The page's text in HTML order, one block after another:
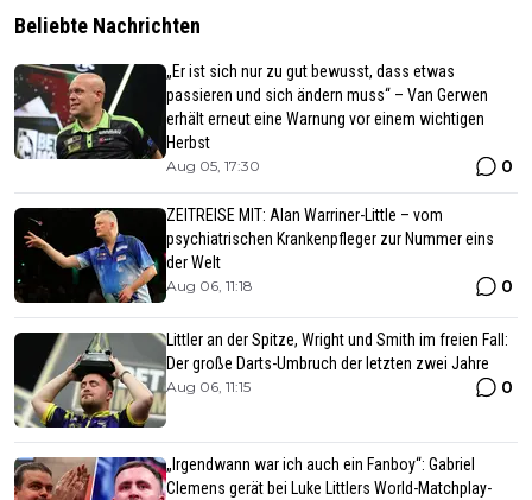
Beliebte Nachrichten
„Er ist sich nur zu gut bewusst, dass etwas
passieren und sich ändern muss“ – Van Gerwen
erhält erneut eine Warnung vor einem wichtigen
Herbst
Aug 05, 17:30 0
ZEITREISE MIT: Alan Warriner-Little – vom
psychiatrischen Krankenpfleger zur Nummer eins
der Welt
Aug 06, 11:18 0
Littler an der Spitze, Wright und Smith im freien Fall:
Der große Darts-Umbruch der letzten zwei Jahre
Aug 06, 11:15 0
„Irgendwann war ich auch ein Fanboy“: Gabriel
Clemens gerät bei Luke Littlers World-Matchplay-